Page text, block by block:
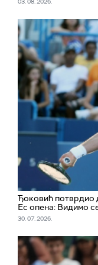
Ђоковић потврдио
Ес опена: Видимо
30. 07. 2026.